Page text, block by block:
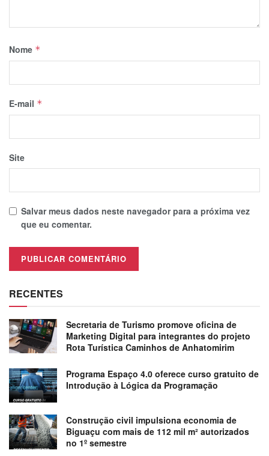
Nome *
E-mail *
Site
Salvar meus dados neste navegador para a próxima vez
que eu comentar.
RECENTES
Secretaria de Turismo promove oficina de
Marketing Digital para integrantes do projeto
Rota Turística Caminhos de Anhatomirim
Programa Espaço 4.0 oferece curso gratuito de
Introdução à Lógica da Programação
Construção civil impulsiona economia de
Biguaçu com mais de 112 mil m² autorizados
no 1º semestre